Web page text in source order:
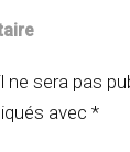
sera pas
avec *